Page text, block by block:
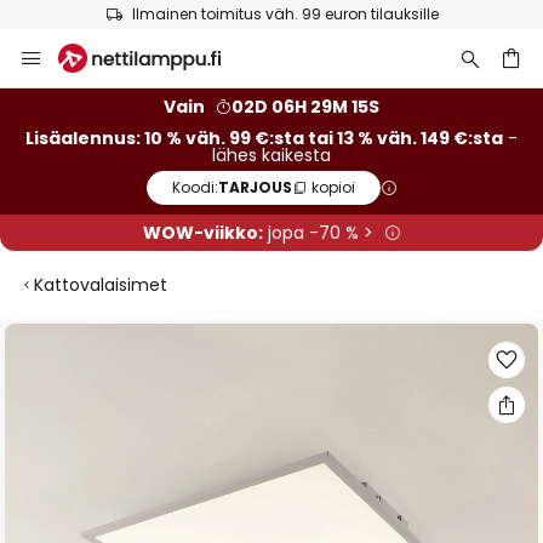
Ilmainen toimitus väh. 99 euron tilauksille
to
Vain
02D 06H 29M 14S
Lisäalennus: 10 % väh. 99 €:sta tai 13 % väh. 149 €:sta -
lähes kaikesta
Koodi:TARJOUS kopioi
WOW-viikko:jopa -70 % >
Kattovalaisimet
Skip